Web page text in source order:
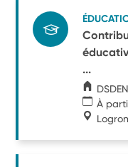
...
À
Logron